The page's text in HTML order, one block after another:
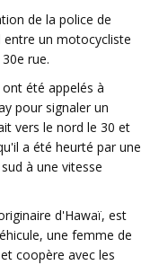
de la police de
un motocycliste
rue.
été appelés à
pour signaler un
vers le nord le 30 et
a été heurté par une
à une vitesse
d'Hawaï, est
une femme de
coopère avec les